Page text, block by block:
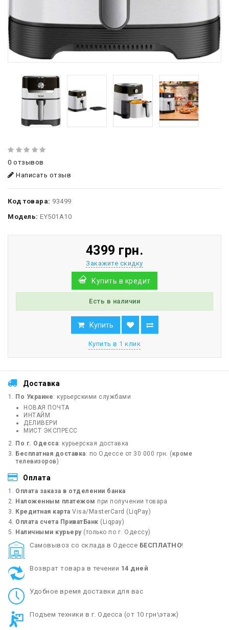
0 отзывов
Написать отзыв
Код товара: 93499
Модель: EY501A10
4399 грн.
Закажите скидку
Купить в кредит
Есть в наличии
Купить
Купить в 1 клик
Доставка
По Украине: курьерскими службами
НОВАЯ ПОЧТА
ИНТАЙМ
ДЕЛИВЕРИ
МИСТ ЭКСПРЕСС
По г. Одесса: курьерская доставка
Бесплатная доставка: по Одессе от 30 000 грн. (кроме
телевизоров)
Оплата
Оплата заказа в отделении банка
Наложенным платежом при получении товара
Кредитная карта Visa/MasterCard (LiqPay)
Оплата счета ПриватБанк (Liqpay)
Наличными курьеру(только по г. Одессу)
Cамовывоз со склада в Одессе БЕСПЛАТНО!
Возврат товара в течении 14 дней
Удобное время доставки для вас
Подъем техники в г. Одесса (от 10 грн\этаж)